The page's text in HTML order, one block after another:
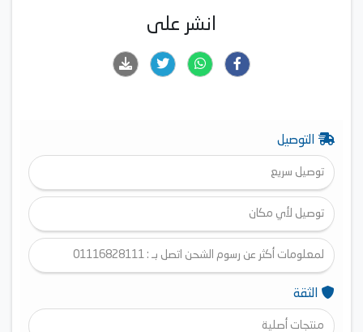
Inverter Technology: No
انشر على
التوصيل
توصيل سريع
توصيل لأي مكان
لمعلومات أكثر عن رسوم الشحن اتصل بـ : 01116828111
الثقة
منتجات أصلية